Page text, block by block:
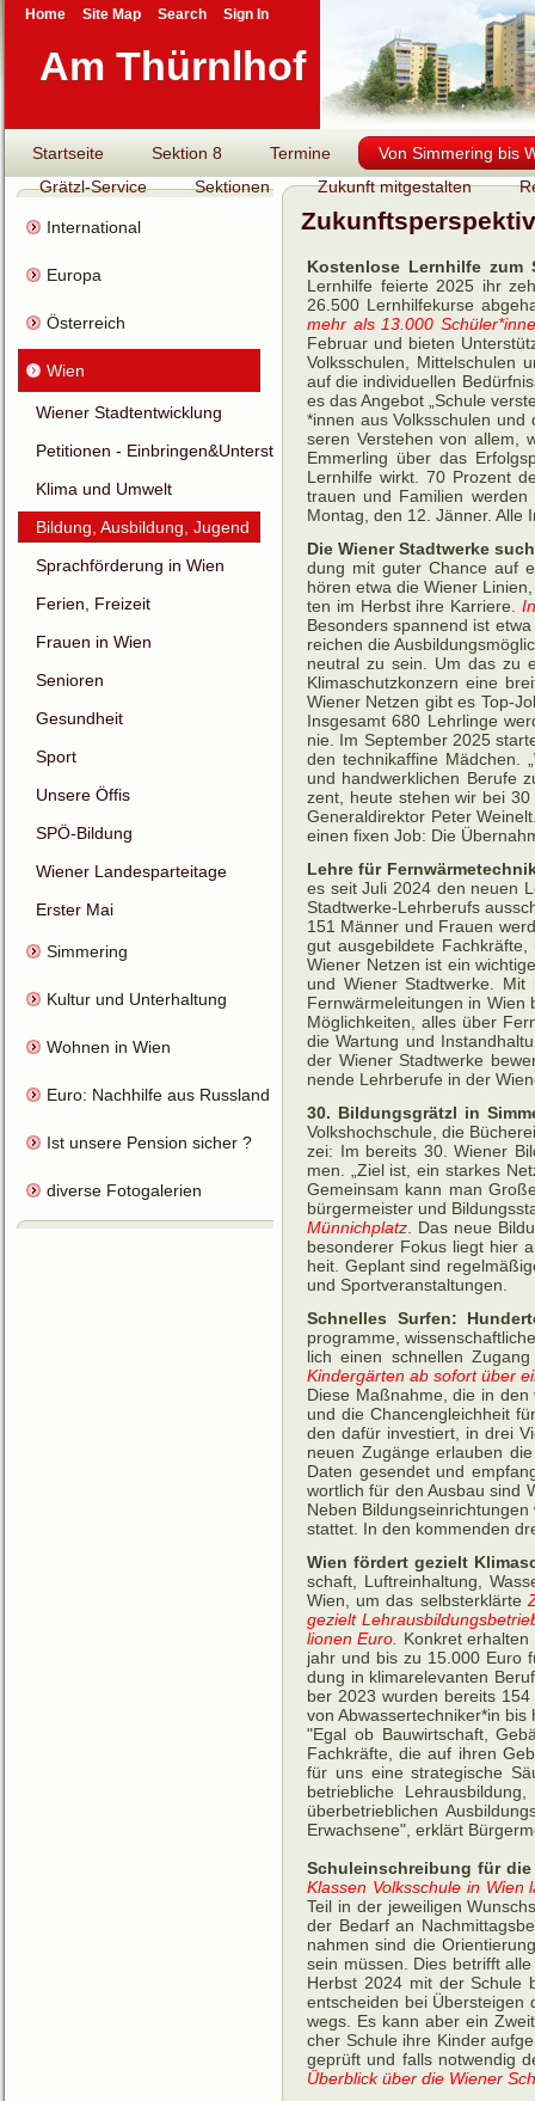
Am Thürnlhof
Startseite Sektion 8 Termine
Von Simmering bis
Grätzl-Service
Sektionen Zukunft mitgestalten
International
Europa
Österreich
Wien
Wiener Stadtentwicklung
Petitionen - Einbringen&Unterstützen
Klima und Umwelt
Bildung, Ausbildung, Jugend
Sprachförderung in Wien
Ferien, Freizeit
Frauen in Wien
Senioren
Gesundheit
Sport
Unsere Öffis
SPÖ-Bildung
Wiener Landesparteitage
Erster Mai
Simmering
Kultur und Unterhaltung
Wohnen in Wien
Euro: Nachhilfe aus Russland für HC
Ist unsere Pension sicher ?
diverse Fotogalerien
Kostenlose Lernhilfe zum
Lern­hilfe fei­erte 2025 ihr
26.500 Lern­hilfe­kur­se
mehr als 13.000
Februar und bie­ten
Volks­schu­len, Mit­tel­schu­len
auf die in­di­vi­du­el­len
es das An­ge­bot „Schule
*innen aus Volks­schu­len
se­ren Ver­ste­hen von allem,
Emmer­ling über das
Lern­hilfe wirkt. 70 Pro­zent
trauen und Fami­lien
Montag, den 12. Jän­ner. Alle
Die Wiener Stadtwerke
dung mit gu­ter Chance auf
hören etwa die Wie­ner
ten im Herbst ihre Kar­riere.
Be­son­ders span­nend ist
rei­chen die
neu­tral zu sein. Um das zu
Klima­schutz­kon­zern eine
Wie­ner Net­zen gibt es Top-
Ins­ge­samt 680 Lehr­linge
nie. Im Sep­tem­ber 2025
den tech­nik­af­fine Mäd­chen.
und hand­werk­li­chen Be­rufe
zent, heute ste­hen wir bei
Gene­ral­di­rek­tor Peter
ei­nen fixen Job: Die
Lehre für
es seit Juli 2024 den neuen
Stadt­werke-Lehr­be­rufs
151 Män­ner und Frauen
gut aus­ge­bil­dete
Wie­ner Netzen ist ein
und Wie­ner Stadt­werke.
Fern­wärme­lei­tun­gen in
Mög­lich­keiten, alles über
die War­tung und
der Wie­ner Stadt­werke
nen­de Lehr­be­rufe in der
30. Bildungsgrätzl in
Volks­hoch­schule, die
zei: Im be­reits 30. Wie­ner
men. „Ziel ist, ein star­kes
Ge­mein­sam kann man
bür­ger­meis­ter und
Mün­nich­platz . Das neue
be­son­de­rer Fo­kus liegt hier
heit. Ge­plant sind
und Sport­ver­an­stal­tungen.
Schnelles Surfen:
programme,
lich einen schnel­len
Kinder­gär­ten ab so­fort über
Diese Maßnahme, die in
und die Chancen­gleichh­eit
den da­für in­ves­tiert, in drei
neuen Zu­gänge er­lau­ben
Daten ge­sen­det und
wort­lich für den Aus­bau sind
Ne­ben
stat­tet. In den kom­men­den
Wien fördert gezielt
schaft, Luft­rein­hal­tung,
Wien, um das selbst­er­klärte
ge­zielt
lio­nen Euro.
Kon­kret
jahr und bis zu 15.000 Euro
dung in klima­rele­van­ten
ber 2023 wur­den be­reits
von Ab­was­ser­tech­niker*in bis
"Egal ob Bauwirtschaft,
Fachkräfte, die auf ihren
für uns eine strategische
betriebliche
überbetrieblichen
Erwachsene", erklärt
Schuleinschreibung für
Klas­sen Volks­schule in Wien
Teil in der je­wei­ligen
der Be­darf an
nah­men sind die
sein müss­en. Dies be­trifft
Herbst 2024 mit der Schule
ent­schei­den bei
wegs. Es kann aber ein
cher Schule ihre Kin­der
ge­prüft und falls not­wen­dig
Über­blick über die Wie­ner
Home Site Map Search Sign In